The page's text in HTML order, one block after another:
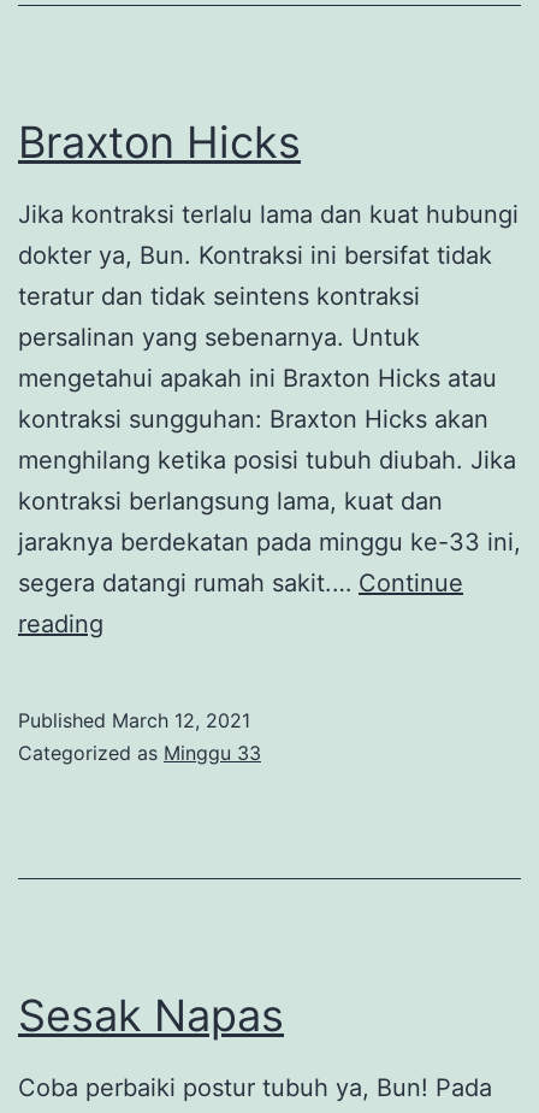
Braxton Hicks
Jika kontraksi terlalu lama dan kuat hubungi
dokter ya, Bun. Kontraksi ini bersifat tidak
teratur dan tidak seintens kontraksi
persalinan yang sebenarnya. Untuk
mengetahui apakah ini Braxton Hicks atau
kontraksi sungguhan: Braxton Hicks akan
menghilang ketika posisi tubuh diubah. Jika
kontraksi berlangsung lama, kuat dan
jaraknya berdekatan pada minggu ke-33 ini,
segera datangi rumah sakit.… Continue
reading
Published March 12, 2021
Categorized as Minggu 33
Sesak Napas
Coba perbaiki postur tubuh ya, Bun! Pada